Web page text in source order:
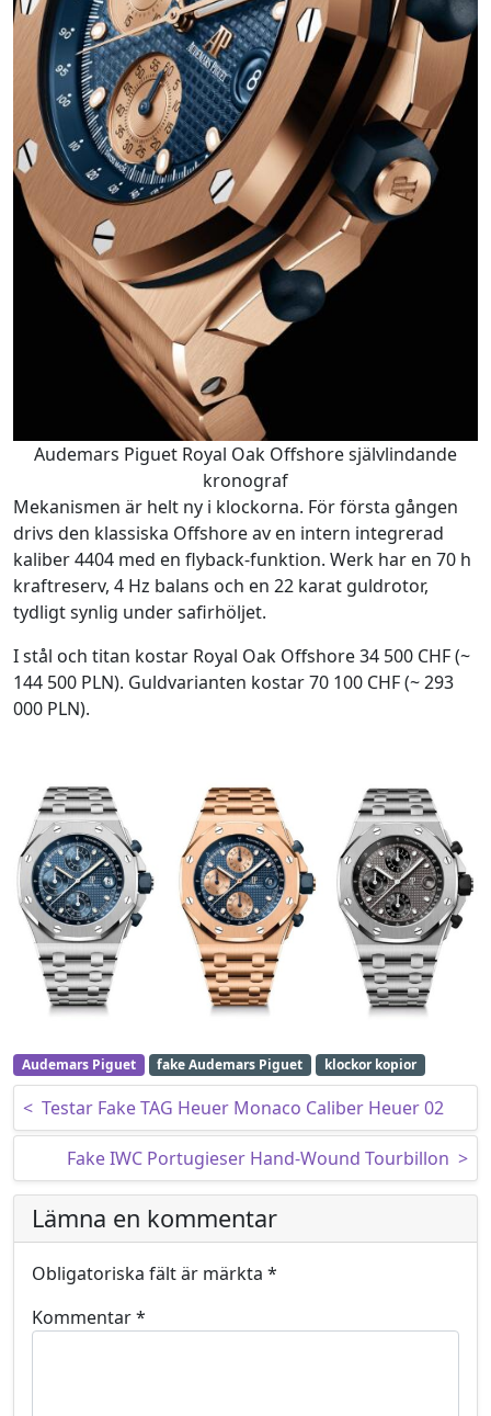
Audemars Piguet Royal Oak Offshore självlindande
kronograf
Mekanismen är helt ny i klockorna. För första gången
drivs den klassiska Offshore av en intern integrerad
kaliber 4404 med en flyback-funktion. Werk har en 70 h
kraftreserv, 4 Hz balans och en 22 karat guldrotor,
tydligt synlig under safirhöljet.
I stål och titan kostar Royal Oak Offshore 34 500 CHF (~
144 500 PLN). Guldvarianten kostar 70 100 CHF (~ 293
000 PLN).
Audemars Piguet fake Audemars Piguet klockor kopior
Inläggsnavigering
< Testar Fake TAG Heuer Monaco Caliber Heuer 02
Fake IWC Portugieser Hand-Wound Tourbillon >
Lämna en kommentar
Obligatoriska fält är märkta *
Kommentar*